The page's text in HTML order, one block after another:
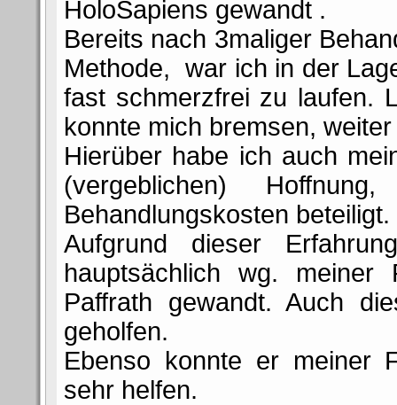
HoloSapiens gewandt .
Bereits nach 3maliger
Methode, war ich in der
fast schmerzfrei zu laufen.
konnte mich bremsen,
Hierüber habe ich auch
(vergeblichen)
Behandlungskosten beteiligt.
Aufgrund dieser
hauptsächlich wg. meiner
Paffrath gewandt. Auch
geholfen.
Ebenso konnte er meiner
sehr helfen.